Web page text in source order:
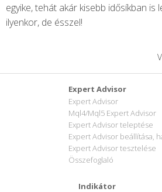
egyike, tehát akár kisebb idősíkban is
ilyenkor, de ésszel!
Expert Advisor
Expert Advisor
Mql4/Mql5 Expert Advisor
Expert Advisor teleptése
Expert Advisor beállítása,
Expert Advisor tesztelése
Összefoglaló
Indikátor